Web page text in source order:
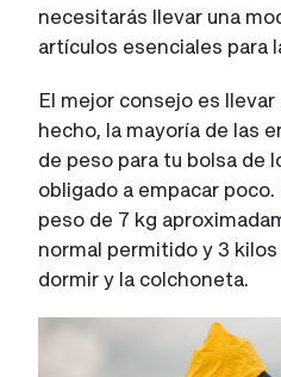
necesitarás llevar una
artículos esenciales para
El mejor consejo es
hecho, la mayoría de las
de peso para tu bolsa de
obligado a empacar
peso de 7 kg
normal permitido y 3
dormir y la colchoneta.